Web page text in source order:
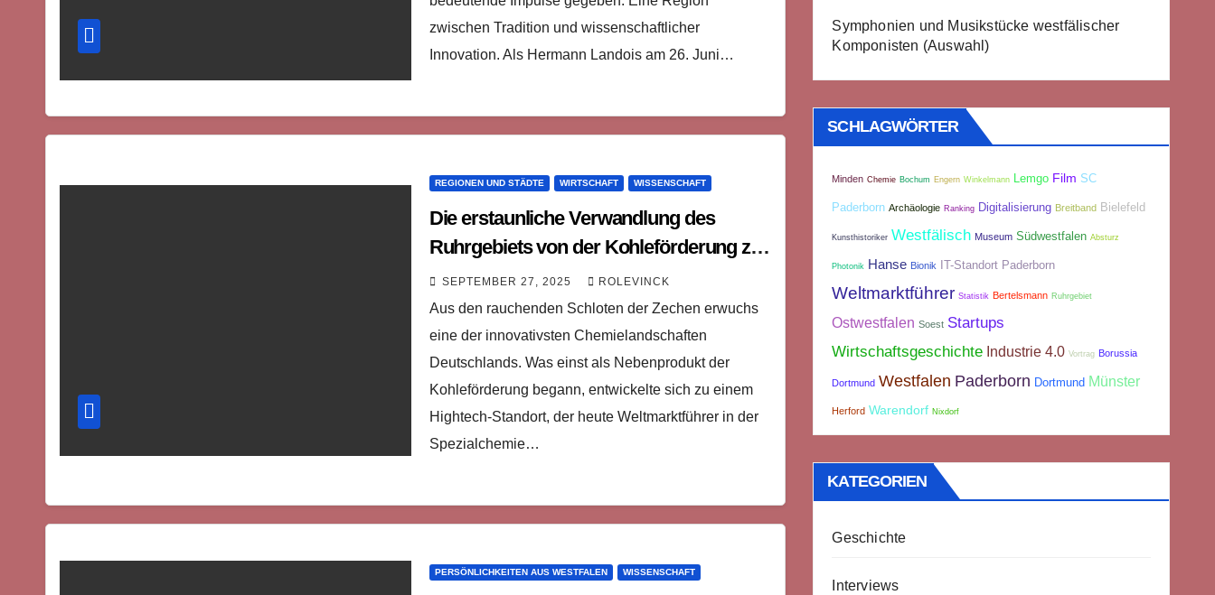
zwischen Tradition und wissenschaftlicher
Innovation. Als Hermann Landois am 26. Juni…
REGIONEN UND STÄDTE WIRTSCHAFT WISSENSCHAFT
Die erstaunliche Verwandlung des
Ruhrgebiets von der Kohleförderung zur
Spezialchemie
SEPTEMBER 27, 2025 ROLEVINCK
Aus den rauchenden Schloten der Zechen erwuchs
eine der innovativsten Chemielandschaften
Deutschlands. Was einst als Nebenprodukt der
Kohleförderung begann, entwickelte sich zu einem
Hightech-Standort, der heute Weltmarktführer in der
Spezialchemie…
PERSÖNLICHKEITEN AUS WESTFALEN WISSENSCHAFT
Symphonien und Musikstücke westfälischer
Komponisten (Auswahl)
SCHLAGWÖRTER
Minden Chemie Bochum Engern Winkelmann Lemgo Film SC
Paderborn Archäologie Ranking Digitalisierung Breitband Bielefeld
Kunsthistoriker Westfälisch Museum Südwestfalen Absturz
Photonik Hanse Bionik IT-Standort Paderborn
Weltmarktführer Statistik Bertelsmann Ruhrgebiet
Ostwestfalen Soest Startups
Wirtschaftsgeschichte Industrie 4.0 Vortrag Borussia
Dortmund Westfalen Paderborn Dortmund Münster
Herford Warendorf Nixdorf
KATEGORIEN
Geschichte
Interviews